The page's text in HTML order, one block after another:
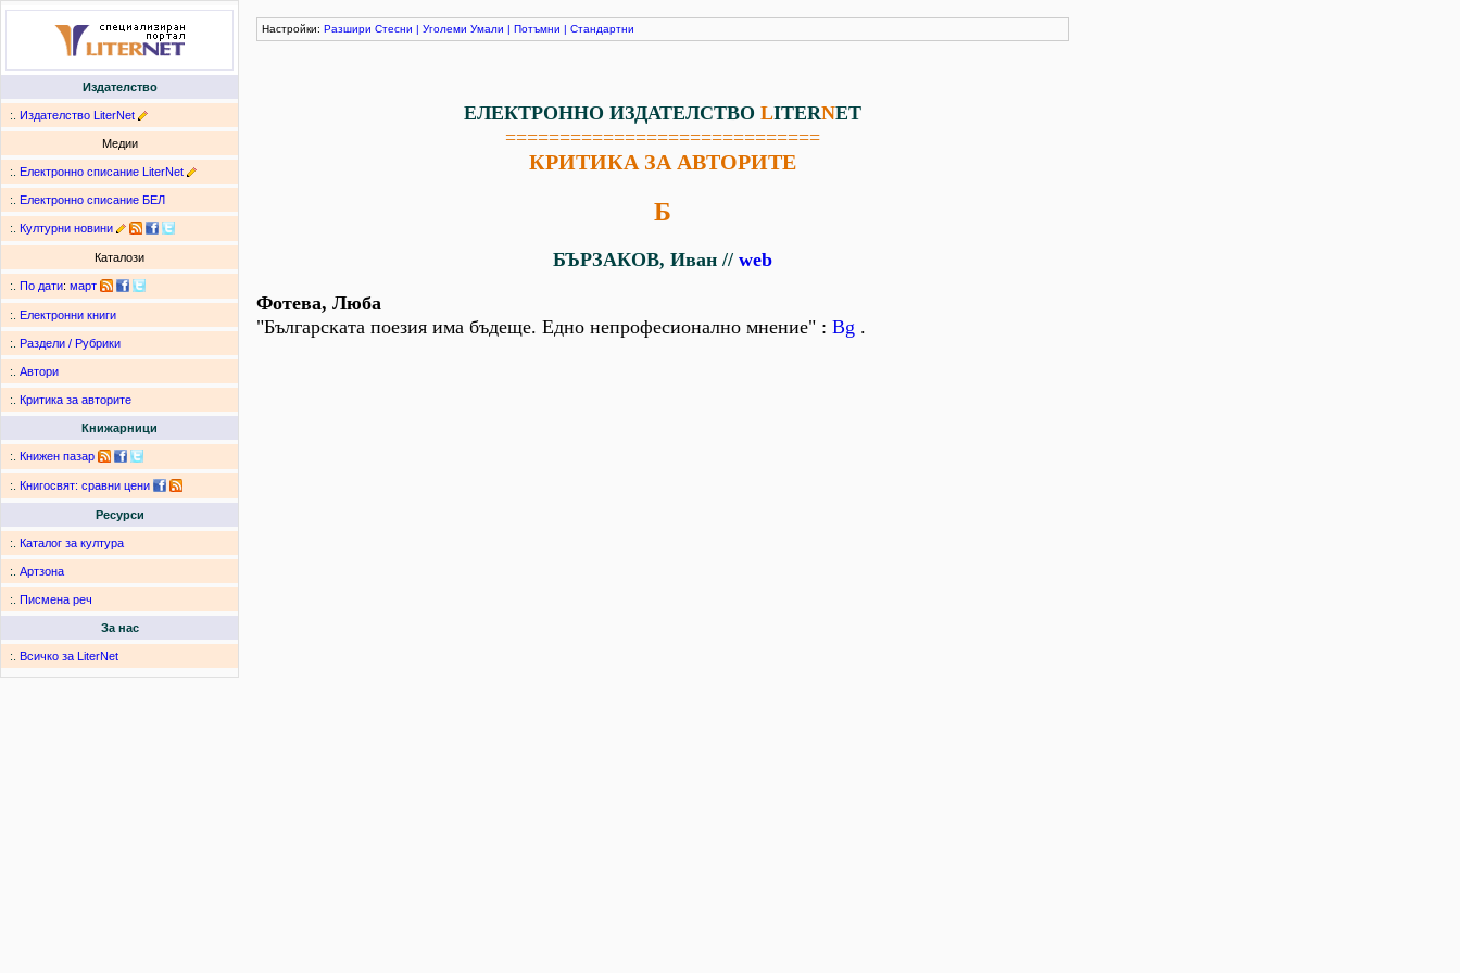
Издателство
:. Издателство LiterNet
Медии
:. Електронно списание LiterNet
:. Електронно списание БЕЛ
:. Културни новини
Каталози
:. По дати: март
:. Електронни книги
:. Раздели / Рубрики
:. Автори
:. Критика за авторите
Книжарници
:. Книжен пазар
:. Книгосвят: сравни цени
Ресурси
:. Каталог за култура
:. Артзона
:. Писмена реч
За нас
:. Всичко за LiterNet
Настройки: Разшири Стесни | Уголеми Умали | Потъмни | Стандартни
ЕЛЕКТРОННО ИЗДАТЕЛСТВО LITERNET
=============================
КРИТИКА ЗА АВТОРИТЕ
Б
БЪРЗАКОВ, Иван // web
Фотева, Люба
"Българската поезия има бъдеще. Едно непрофесионално мнение" : Bg .